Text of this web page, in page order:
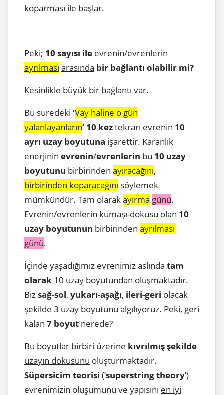
koparması ile başlar.
Peki; 10 sayısı ile evrenin/evrenlerin
ayrılması arasında bir bağlantı olabilir mi?
Kesinlikle büyük bir bağlantı var.
Bu suredeki ‘Vay haline o gün
yalanlayanların’ 10 keztekrarı evrenin 10
ayrı uzay boyutuna işarettir. Karanlık
enerjinin evrenin/evrenlerin bu 10 uzay
boyutunu birbirinden ayıracağını,
birbirinden koparacağını söylemek
mümkündür. Tam olarakayırma günü.
Evrenin/evrenlerin kumaşı-dokusu olan 10
uzay boyutunun birbirinden ayrılması
günü.
İçinde yaşadığımız evrenimiz aslında tam
olarak 10 uzay boyutundan oluşmaktadır.
Bizsağ-sol, yukarı-aşağı, ileri-geri olacak
şekilde 3 uzay boyutunu algılıyoruz. Peki, geri
kalan 7 boyut nerede?
Bu boyutlar birbiri üzerine kıvrılmış şekilde
uzayın dokusunu oluşturmaktadır.
Süpersicim teorisi (‘superstring theory’)
evrenimizin oluşumunu ve yapısını en iyi